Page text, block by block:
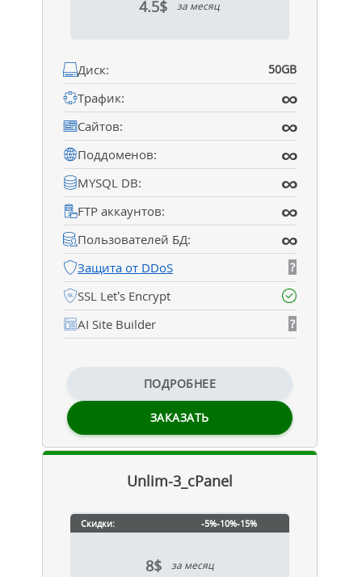
4.5$ за месяц
Диск: 50GB
Трафик: ∞
Сайтов: ∞
Поддоменов: ∞
MYSQL DB: ∞
FTP аккаунтов: ∞
Пользователей БД: ∞
Защита от DDoS ?
SSL Let’s Encrypt
AI Site Builder
?
ПОДРОБНЕЕ
ЗАКАЗАТЬ
Unlim-3_cPanel
Скидки: -5%-10%-15%
8$ за месяц